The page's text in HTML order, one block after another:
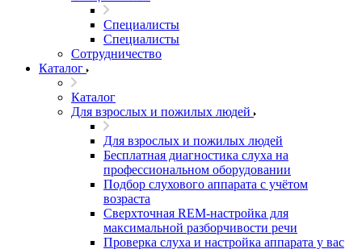
Специалисты
Специалисты
Сотрудничество
Каталог
Каталог
Для взрослых и пожилых людей
Для взрослых и пожилых людей
Бесплатная диагностика слуха на
профессиональном оборудовании
Подбор слухового аппарата с учётом
возраста
Сверхточная REM-настройка для
максимальной разборчивости речи
Проверка слуха и настройка аппарата у вас